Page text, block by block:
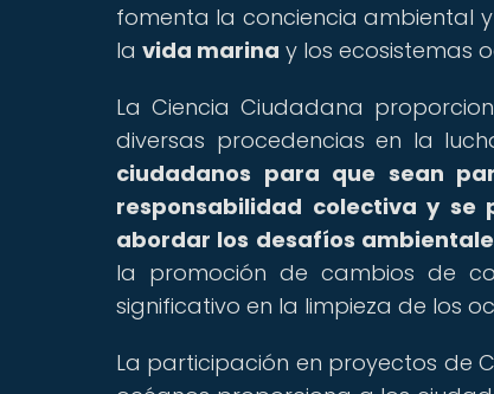
fomenta la conciencia ambiental
la vida marina y los ecosistemas
La Ciencia Ciudadana
diversas procedencias en la
ciudadanos para que sean
responsabilidad colectiva y se
abordar los desafíos
la promoción de cambios de
significativo en la limpieza de los
La participación en proyectos de